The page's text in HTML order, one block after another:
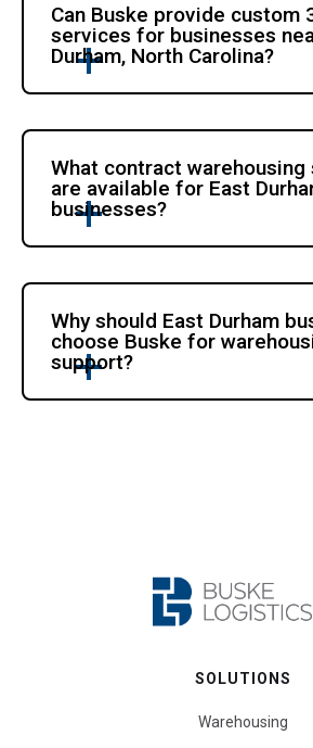
Can Buske provide custom
services for businesses
Durham, North Carolina?
What contract warehousing
are available for East
businesses?
Why should East Durham
choose Buske for
support?
SOLUTIONS
Warehousing